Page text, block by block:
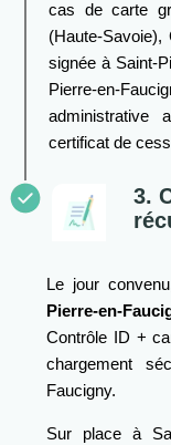
cas de carte
(Haute-
signée à Saint-
Pierre-en-
administrative
certificat de
3.
Le jour
Pierre-en-
Contrôle ID +
chargement
Faucigny.
Sur place à